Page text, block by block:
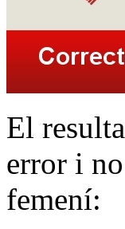
El
error i
femení: